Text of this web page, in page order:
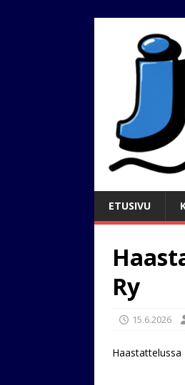
ETUSIVU
Ry
15.6.2026
Haastattelussa